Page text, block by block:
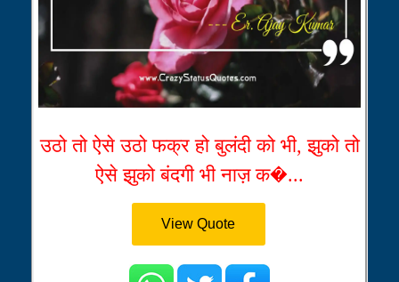
उठो तो ऐसे उठो फक्र हो बुलंदी को भी, झुको तो
ऐसे झुको बंदगी भी नाज़ क�...
View Quote